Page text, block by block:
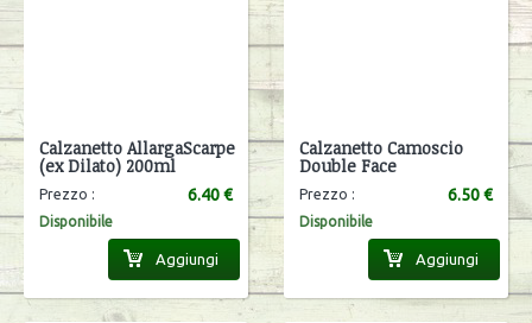
Calzanetto AllargaScarpe
(ex Dilato) 200ml
Prezzo : 6.40 €
Disponibile
Aggiungi
Calzanetto Camoscio
Double Face
Prezzo : 6.50 €
Disponibile
Aggiungi